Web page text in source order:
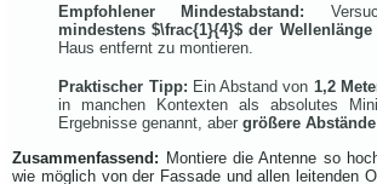
Empfohlener Mindestabstand:
mindestens$\frac{1}{4}$ der Wellenlänge
Haus entfernt zu montieren.
Praktischer Tipp: Ein Abstand von 1,2
in manchen Kontexten als absolutes
Ergebnisse genannt, abergrößere
Zusammenfassend: Montiere die Antenne so
wie möglich von der Fassade und allen leitenden